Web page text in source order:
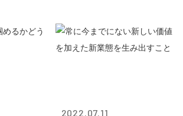
2022.07.11